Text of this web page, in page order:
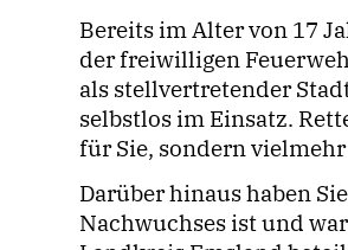
Bereits im Alter von 17
der freiwilligen
als stellvertretender
selbstlos im Einsatz.
für Sie, sondern
Darüber hinaus haben
Nachwuchses ist und